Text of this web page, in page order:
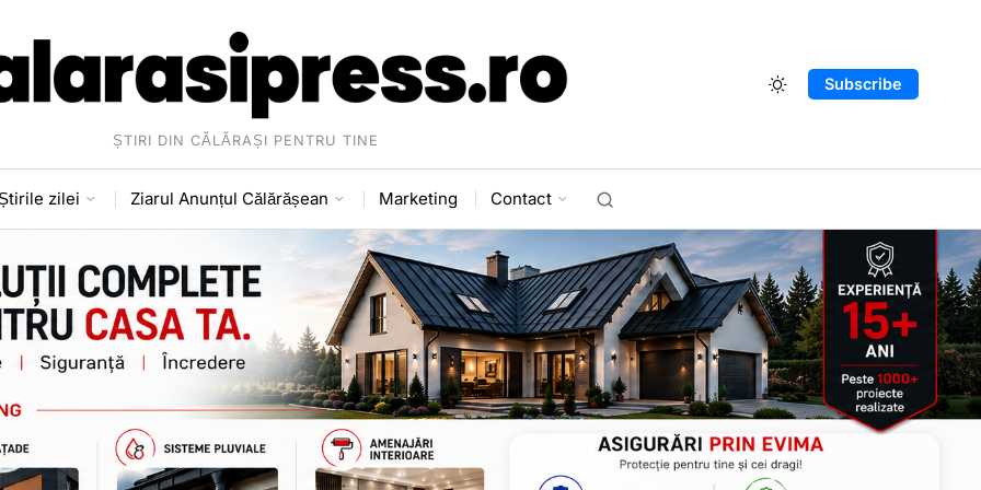
ȘTIRI DIN CĂLĂRAȘI PENTRU TINE
Subscribe
zilei Ziarul Anunțul Călărășean Marketing Contact